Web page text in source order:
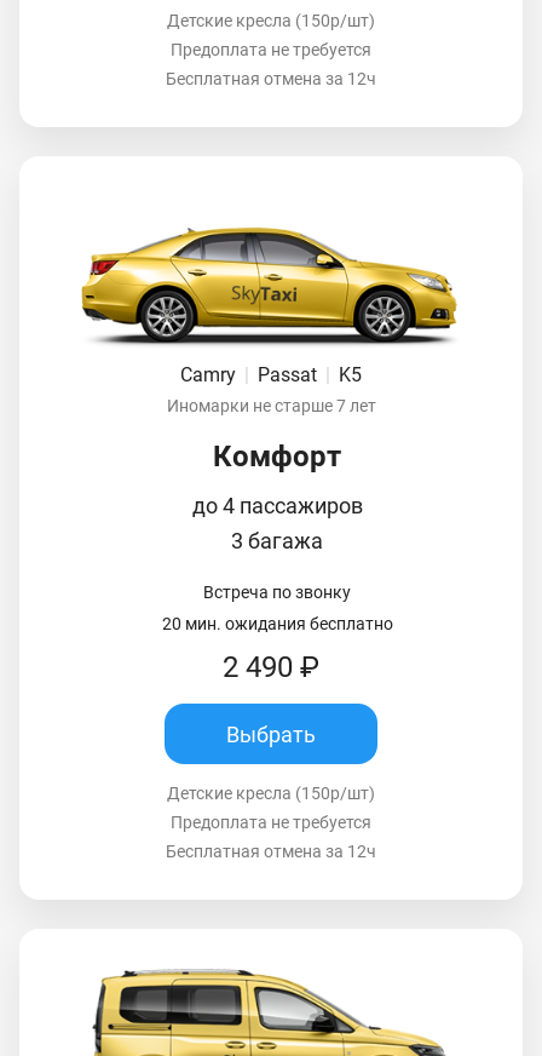
Детские кресла (150р/шт)
Предоплата не требуется
Бесплатная отмена за 12ч
Camry Passat K5
Иномарки не старше 7 лет
Комфорт
до 4 пассажиров
3 багажа
Встреча по звонку
20 мин. ожидания бесплатно
2 490 ₽
Выбрать
Детские кресла (150р/шт)
Предоплата не требуется
Бесплатная отмена за 12ч